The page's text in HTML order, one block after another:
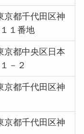
京都千代田区神
１番地
京都中央区日本
－２
京都千代田区神
京都千代田区神